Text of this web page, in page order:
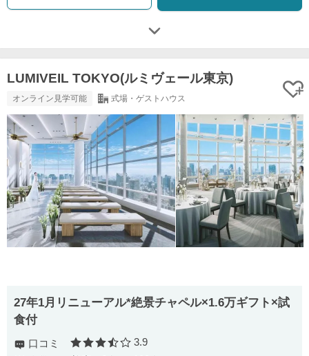
LUMIVEIL TOKYO(ルミヴェール東京)
オンライン見学可能 式場・ゲストハウス
27年1月リニューアル*絶景チャペル×1.6万ギフト×試
食付
口コミ 口コミ評価
3.9